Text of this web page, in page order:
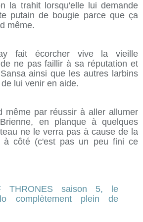
la trahit lorsqu'elle lui demande
putain de bougie parce que ça
même.
fait écorcher vive la vieille
ne pas faillir à sa réputation et
ainsi que les autres larbins
lui venir en aide.
même par réussir à aller allumer
en planque à quelques
ne le verra pas à cause de la
à côté (c'est pas un peu fini ce